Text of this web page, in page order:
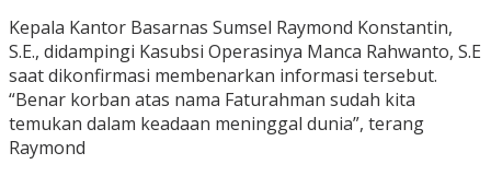
Kepala Kantor Basarnas Sumsel Raymond Konstantin,
S.E., didampingi Kasubsi Operasinya Manca Rahwanto, S.E
saat dikonfirmasi membenarkan informasi tersebut.
“Benar korban atas nama Faturahman sudah kita
temukan dalam keadaan meninggal dunia”, terang
Raymond